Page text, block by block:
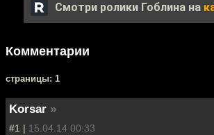
Смотри ролики Гоблина на
Комментарии
cтраницы: 1
Korsar »
#1 | 15.04.14 00:33